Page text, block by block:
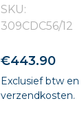
SKU:
309CDC56/12
€443.90
Exclusief btw en
verzendkosten.